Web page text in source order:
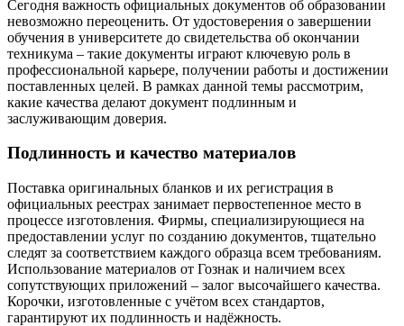
Сегодня важность официальных документов об образовании
невозможно переоценить. От удостоверения о завершении
обучения в университете до свидетельства об окончании
техникума – такие документы играют ключевую роль в
профессиональной карьере, получении работы и достижении
поставленных целей. В рамках данной темы рассмотрим,
какие качества делают документ подлинным и
заслуживающим доверия.
Подлинность и качество материалов
Поставка оригинальных бланков и их регистрация в
официальных реестрах занимает первостепенное место в
процессе изготовления. Фирмы, специализирующиеся на
предоставлении услуг по созданию документов, тщательно
следят за соответствием каждого образца всем требованиям.
Использование материалов от Гознак и наличием всех
сопутствующих приложений – залог высочайшего качества.
Корочки, изготовленные с учётом всех стандартов,
гарантируют их подлинность и надёжность.